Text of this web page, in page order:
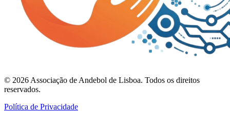
© 2026 Associação de Andebol de Lisboa. Todos os direitos
reservados.
Política de Privacidade